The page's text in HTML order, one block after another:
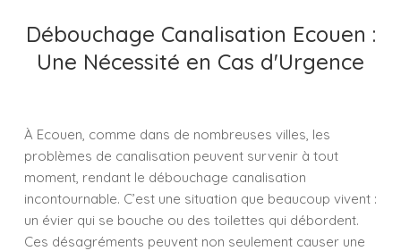
Débouchage Canalisation Ecouen :
Une Nécessité en Cas d'Urgence
À Ecouen, comme dans de nombreuses villes, les
problèmes de canalisation peuvent survenir à tout
moment, rendant le débouchage canalisation
incontournable. C’est une situation que beaucoup vivent :
un évier qui se bouche ou des toilettes qui débordent.
Ces désagréments peuvent non seulement causer une